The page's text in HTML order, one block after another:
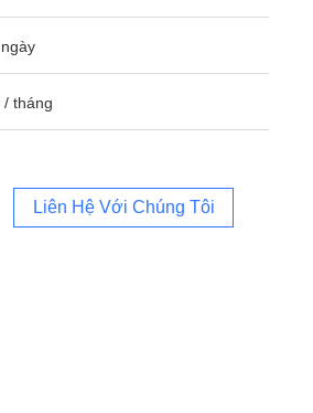
/ tháng
Liên Hệ Với Chúng Tôi